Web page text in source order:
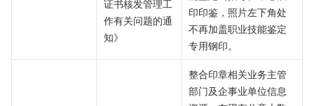
证书核发管理工
作有关问题的通
知》
印印鉴，照片左下角处
不再加盖职业技能鉴定
专用钢印。
整合印章相关业务主管
部门及企事业单位信息